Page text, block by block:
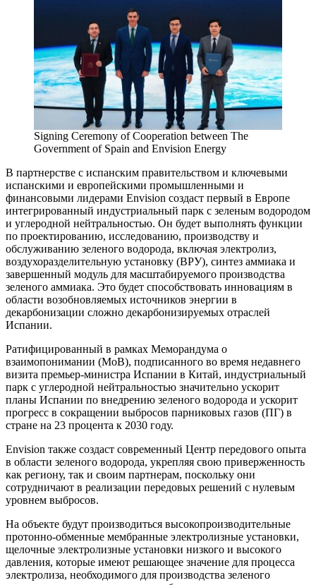
Signing Ceremony of Cooperation between The
Government of Spain and Envision Energy
В партнерстве с испанским правительством и ключевыми
испанскими и европейскими промышленными и
финансовыми лидерами Envision создаст первый в Европе
интегрированный индустриальный парк с зеленым водородом
и углеродной нейтральностью. Он будет выполнять функции
по проектированию, исследованию, производству и
обслуживанию зеленого водорода, включая электролиз,
воздухоразделительную установку (ВРУ), синтез аммиака и
завершенный модуль для масштабируемого производства
зеленого аммиака. Это будет способствовать инновациям в
области возобновляемых источников энергии в
декарбонизации сложно декарбонизируемых отраслей
Испании.
Ратифицированный в рамках Меморандума о
взаимопонимании (МоВ), подписанного во время недавнего
визита премьер-министра Испании в Китай, индустриальный
парк с углеродной нейтральностью значительно ускорит
планы Испании по внедрению зеленого водорода и ускорит
прогресс в сокращении выбросов парниковых газов (ПГ) в
стране на 23 процента к 2030 году.
Envision также создаст современный Центр передового опыта
в области зеленого водорода, укрепляя свою приверженность
как региону, так и своим партнерам, поскольку они
сотрудничают в реализации передовых решений с нулевым
уровнем выбросов.
На объекте будут производиться высокопроизводительные
протонно-обменные мембранные электролизные установки,
щелочные электролизные установки низкого и высокого
давления, которые имеют решающее значение для процесса
электролиза, необходимого для производства зеленого